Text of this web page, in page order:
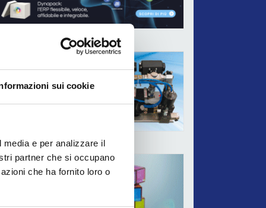
sui cookie
e per analizzare il
partner che si occupano
che ha fornito loro o
ADV
ADV